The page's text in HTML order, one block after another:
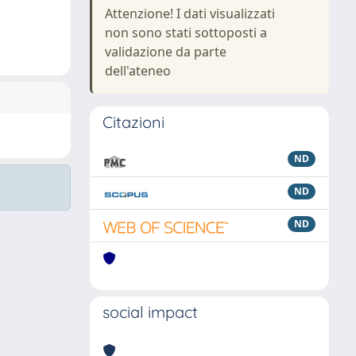
Attenzione! I dati visualizzati
non sono stati sottoposti a
validazione da parte
dell'ateneo
Citazioni
ND
ND
ND
social impact